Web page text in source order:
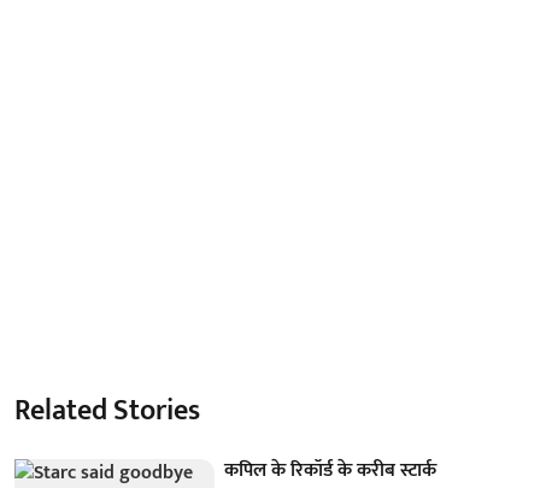
Related Stories
कपिल के रिकॉर्ड के करीब स्टार्क